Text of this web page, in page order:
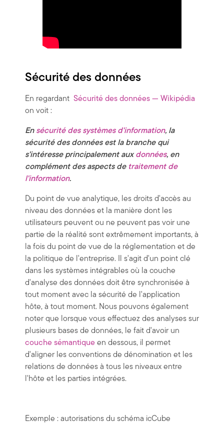
Sécurité des données
En regardant Sécurité des données — Wikipédia
on voit :
En sécurité des systèmes d'information, la
sécurité des données est la branche qui
s'intéresse principalement auxdonnées, en
complément des aspects de traitement de
l'information.
Du point de vue analytique, les droits d'accès au
niveau des données et la manière dont les
utilisateurs peuvent ou ne peuvent pas voir une
partie de la réalité sont extrêmement importants, à
la fois du point de vue de la réglementation et de
la politique de l'entreprise. Il s'agit d'un point clé
dans les systèmes intégrables où la couche
d'analyse des données doit être synchronisée à
tout moment avec la sécurité de l'application
hôte, à tout moment. Nous pouvons également
noter que lorsque vous effectuez des analyses sur
plusieurs bases de données, le fait d'avoir un
couche sémantique en dessous, il permet
d'aligner les conventions de dénomination et les
relations de données à tous les niveaux entre
l'hôte et les parties intégrées.
Exemple : autorisations du schéma icCube